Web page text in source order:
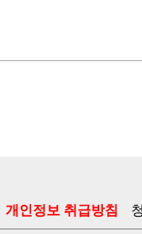
개인정보 취급방침